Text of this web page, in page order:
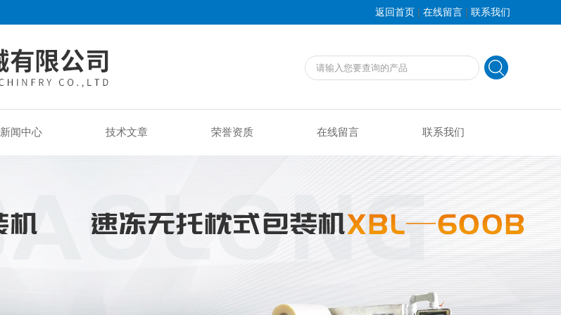
返回首页 | 在线留言 | 联系我们
新闻中心 技术文章 荣誉资质 在线留言 联系我们